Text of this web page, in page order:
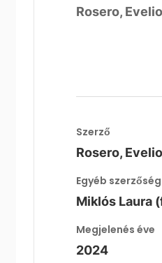
Rosero,
Szerző
Rosero,
Egyéb szerzőség
Miklós Laura
Megjelenés éve
2024